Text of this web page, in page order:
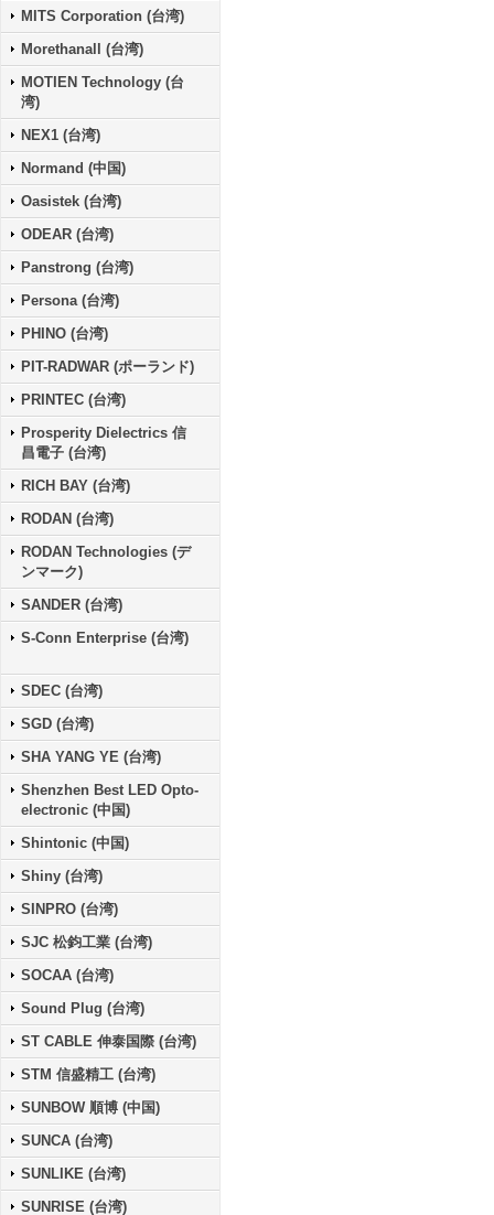
MITS Corporation (台湾)
Morethanall (台湾)
MOTIEN Technology (台
湾)
NEX1 (台湾)
Normand (中国)
Oasistek (台湾)
ODEAR (台湾)
Panstrong (台湾)
Persona (台湾)
PHINO (台湾)
PIT-RADWAR (ポーランド)
PRINTEC (台湾)
Prosperity Dielectrics 信
昌電子 (台湾)
RICH BAY (台湾)
RODAN (台湾)
RODAN Technologies (デ
ンマーク)
SANDER (台湾)
S-Conn Enterprise (台湾)
SDEC (台湾)
SGD (台湾)
SHA YANG YE (台湾)
Shenzhen Best LED Opto-
electronic (中国)
Shintonic (中国)
Shiny (台湾)
SINPRO (台湾)
SJC 松鈞工業 (台湾)
SOCAA (台湾)
Sound Plug (台湾)
ST CABLE 伸泰国際 (台湾)
STM 信盛精工 (台湾)
SUNBOW 順博 (中国)
SUNCA (台湾)
SUNLIKE (台湾)
SUNRISE (台湾)